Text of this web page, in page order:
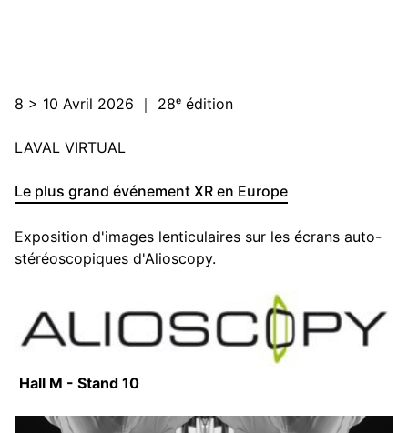
8 > 10 Avril 2026 ｜ 28ᵉ édition
LAVAL VIRTUAL
Le plus grand événement XR en Europe
Exposition d'images lenticulaires sur les écrans auto-
stéréoscopiques d'Alioscopy.
Hall M - Stand 10